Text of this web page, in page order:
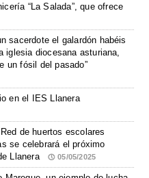
“La Salada”, que ofrece
sacerdote el galardón habéis
iglesia diocesana asturiana,
un fósil del pasado”
en el IES Llanera
de huertos escolares
se celebrará el próximo
Llanera
05/05/2025